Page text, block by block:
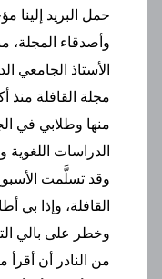
حمل البريد إلينا
وأصدقاء المجلة،
الأستاذ الجامعي
مجلة القافلة
منها وطلابي في
الدراسات اللغوية
وقد تسلَّمت
القافلة، وإذا بي
وخطر على بالي
من النادر أن أقرأ